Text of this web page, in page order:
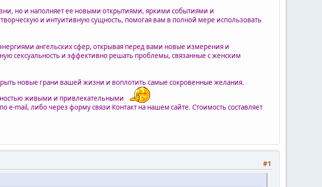
но и наполняет ее новыми открытиями, яркими событиями и
и интуитивную сущность, помогая вам в полной мере использовать
ангельских сфер, открывая перед вами новые измерения и
сексуальность и эффективно решать проблемы, связанные с женским
новые грани вашей жизни и воплотить самые сокровенные желания.
живыми и привлекательными
mail, либо через форму связи Контакт на нашем сайте. Стоимость составляет
#1